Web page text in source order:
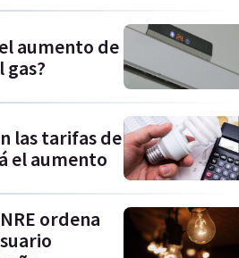
aumento de
las tarifas de
el aumento
ordena